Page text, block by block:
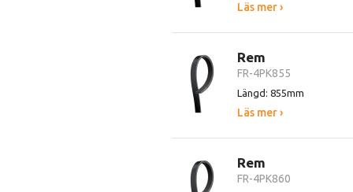
Läs mer ›
Rem
FR-4PK855
Längd: 855mm
Läs mer ›
Rem
FR-4PK860